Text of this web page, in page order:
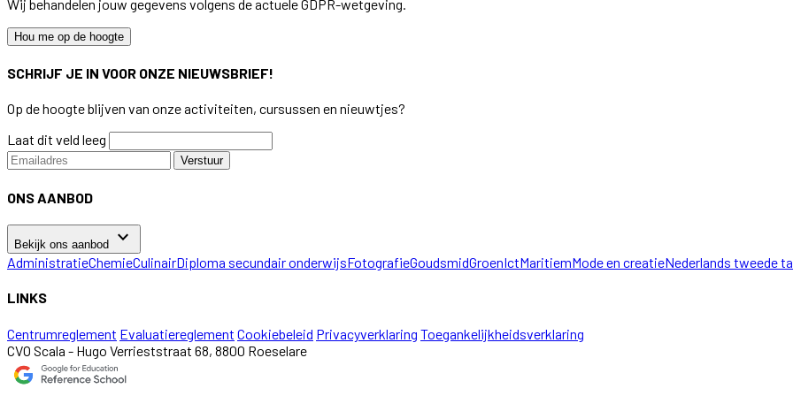
Wij behandelen jouw gegevens volgens de actuele GDPR-wetgeving.
Hou me op de hoogte
SCHRIJF JE IN VOOR ONZE NIEUWSBRIEF!
Op de hoogte blijven van onze activiteiten, cursussen en nieuwtjes?
Laat dit veld leeg
Verstuur
ONS AANBOD
Bekijk ons aanbod keyboard_arrow_down
AdministratieChemieCulinairDiploma secundair onderwijsFotografieGoudsmidGroenIctMaritiemMode en creatieNederlands tweede
LINKS
Centrumreglement Evaluatiereglement Cookiebeleid Privacyverklaring Toegankelijkheidsverklaring
CVO Scala - Hugo Verrieststraat 68, 8800 Roeselare